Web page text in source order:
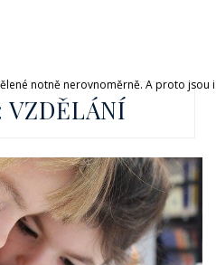
notně nerovnoměrně. A proto
VZDĚLÁNÍ